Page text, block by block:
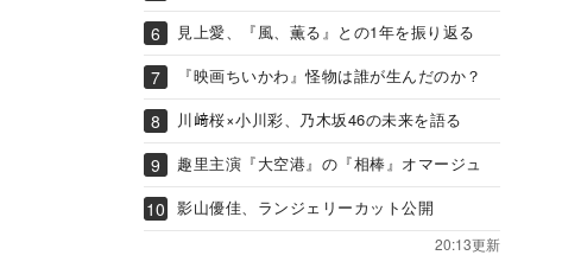
見上愛、『風、薫る』との1年を振り返る
『映画ちいかわ』怪物は誰が生んだのか？
川﨑桜×小川彩、乃木坂46の未来を語る
趣里主演『大空港』の『相棒』オマージュ
影山優佳、ランジェリーカット公開
20:13更新